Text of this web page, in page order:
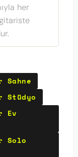
her
Sahne
Stüdyo
Ev
Solo